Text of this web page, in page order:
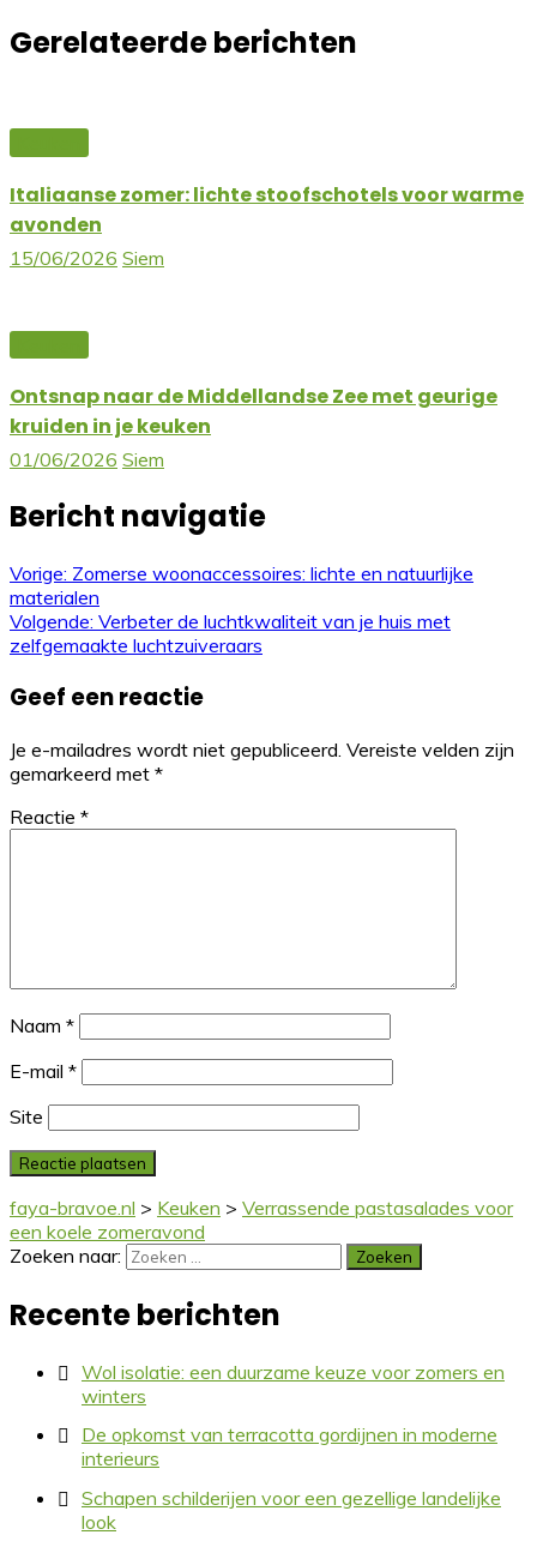
Gerelateerde berichten
Italiaanse zomer: lichte stoofschotels voor warme
avonden
15/06/2026 Siem
Ontsnap naar de Middellandse Zee met geurige
kruiden in je keuken
01/06/2026 Siem
Bericht navigatie
Vorige: Zomerse woonaccessoires: lichte en natuurlijke
materialen
Volgende: Verbeter de luchtkwaliteit van je huis met
zelfgemaakte luchtzuiveraars
Geef een reactie
Je e-mailadres wordt niet gepubliceerd. Vereiste velden zijn
gemarkeerd met *
Reactie *
Naam *
E-mail *
Site
faya-bravoe.nl > Keuken > Verrassende pastasalades voor
een koele zomeravond
Zoeken naar:
Recente berichten
Wol isolatie: een duurzame keuze voor zomers en
winters
De opkomst van terracotta gordijnen in moderne
interieurs
Schapen schilderijen voor een gezellige landelijke
look